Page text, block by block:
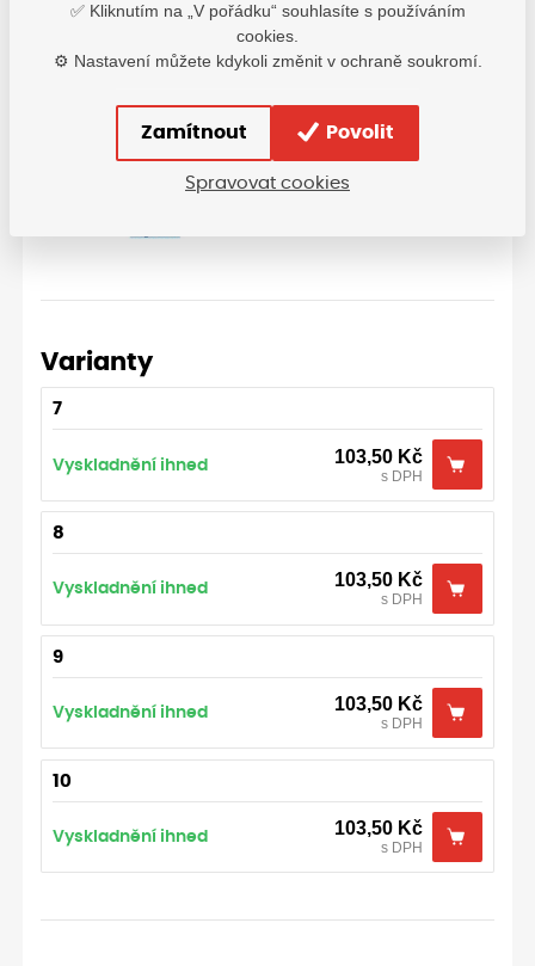
Velikostní tabulka: Ansell
Varianty
7
Vyskladnění ihned 103,50 Kč
s DPH
8
Vyskladnění ihned 103,50 Kč
s DPH
9
Vyskladnění ihned 103,50 Kč
s DPH
10
Vyskladnění ihned 103,50 Kč
s DPH
✅ Kliknutím na „V pořádku“ souhlasíte s používáním
cookies.
⚙️ Nastavení můžete kdykoli změnit v ochraně soukromí.
Zamítnout Povolit
Spravovat cookies